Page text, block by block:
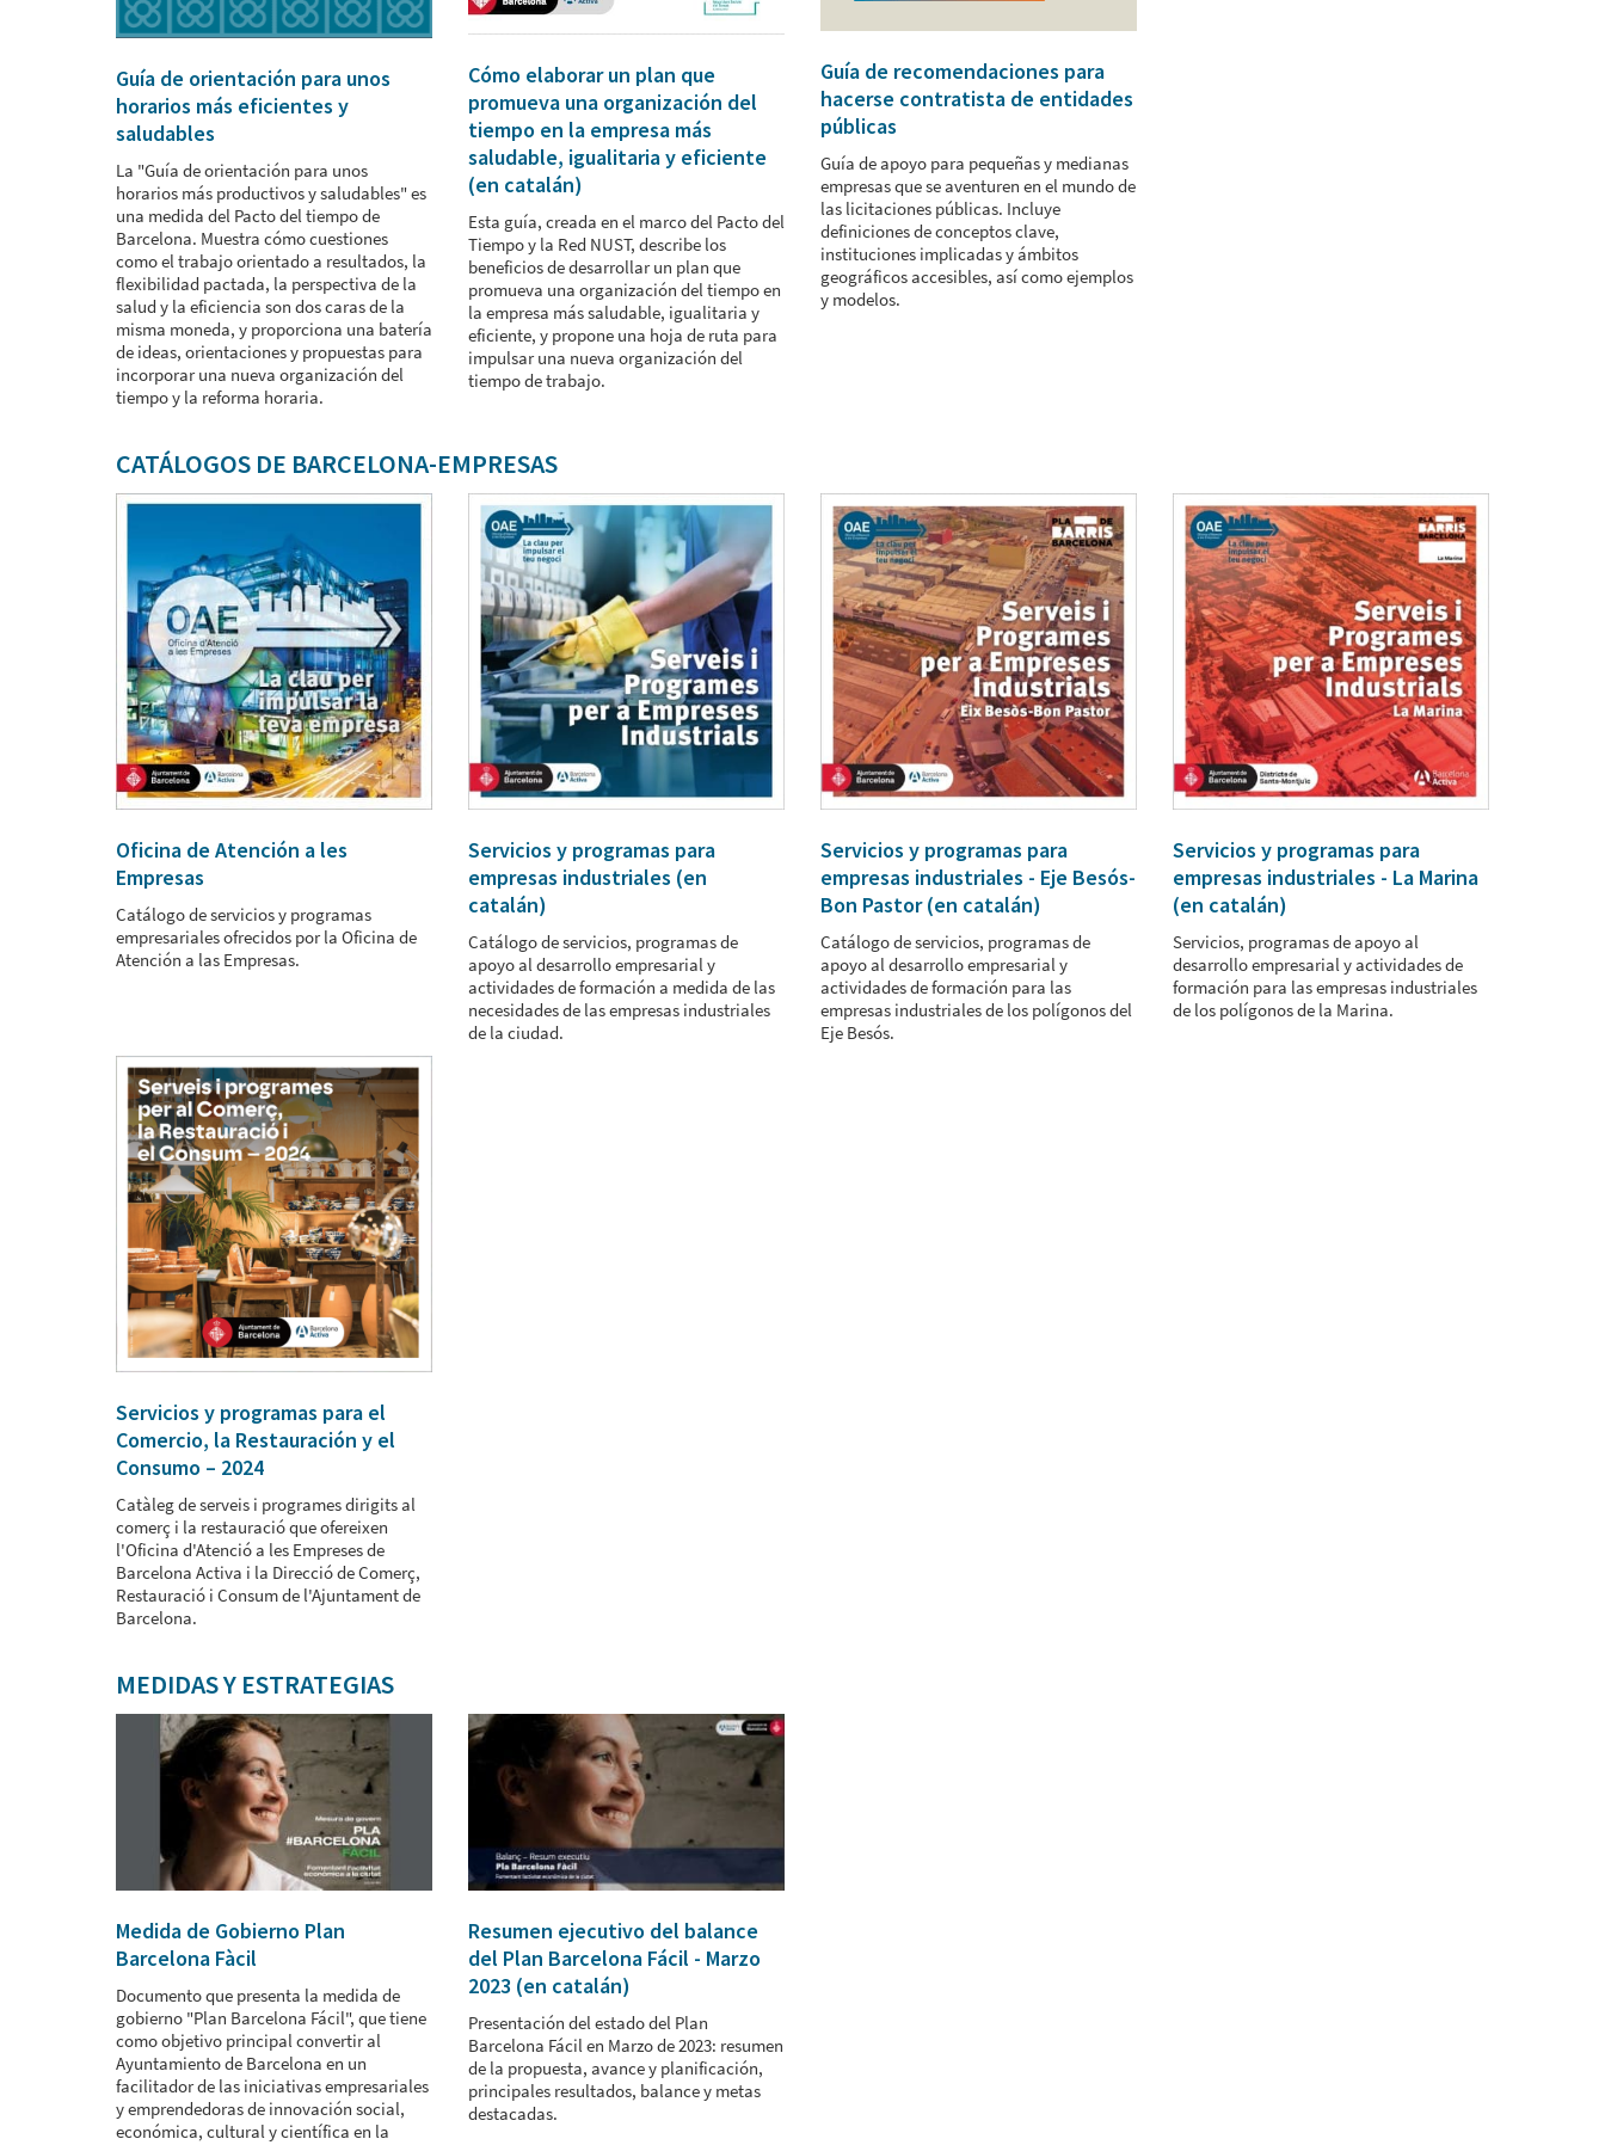
Guía de orientación para unos
horarios más eficientes y
saludables
La "Guía de orientación para unos
horarios más productivos y saludables" es
una medida del Pacto del tiempo de
Barcelona. Muestra cómo cuestiones
como el trabajo orientado a resultados, la
flexibilidad pactada, la perspectiva de la
salud y la eficiencia son dos caras de la
misma moneda, y proporciona una batería
de ideas, orientaciones y propuestas para
incorporar una nueva organización del
tiempo y la reforma horaria.
Cómo elaborar un plan que
promueva una organización del
tiempo en la empresa más
saludable, igualitaria y eficiente
(en catalán)
Esta guía, creada en el marco del Pacto del
Tiempo y la Red NUST, describe los
beneficios de desarrollar un plan que
promueva una organización del tiempo en
la empresa más saludable, igualitaria y
eficiente, y propone una hoja de ruta para
impulsar una nueva organización del
tiempo de trabajo.
Guía de recomendaciones para
hacerse contratista de entidades
públicas
Guía de apoyo para pequeñas y medianas
empresas que se aventuren en el mundo de
las licitaciones públicas. Incluye
definiciones de conceptos clave,
instituciones implicadas y ámbitos
geográficos accesibles, así como ejemplos
y modelos.
CATÁLOGOS DE BARCELONA-EMPRESAS
Oficina de Atención a les
Empresas
Catálogo de servicios y programas
empresariales ofrecidos por la Oficina de
Atención a las Empresas.
Servicios y programas para
empresas industriales (en
catalán)
Catálogo de servicios, programas de
apoyo al desarrollo empresarial y
actividades de formación a medida de las
necesidades de las empresas industriales
de la ciudad.
Servicios y programas para
empresas industriales - Eje Besós-
Bon Pastor (en catalán)
Catálogo de servicios, programas de
apoyo al desarrollo empresarial y
actividades de formación para las
empresas industriales de los polígonos del
Eje Besós.
Servicios y programas para
empresas industriales - La Marina
(en catalán)
Servicios, programas de apoyo al
desarrollo empresarial y actividades de
formación para las empresas industriales
de los polígonos de la Marina.
Servicios y programas para el
Comercio, la Restauración y el
Consumo – 2024
Catàleg de serveis i programes dirigits al
comerç i la restauració que ofereixen
l'Oficina d'Atenció a les Empreses de
Barcelona Activa i la Direcció de Comerç,
Restauració i Consum de l'Ajuntament de
Barcelona.
MEDIDAS Y ESTRATEGIAS
Medida de Gobierno Plan
Barcelona Fàcil
Documento que presenta la medida de
gobierno "Plan Barcelona Fácil", que tiene
como objetivo principal convertir al
Ayuntamiento de Barcelona en un
facilitador de las iniciativas empresariales
y emprendedoras de innovación social,
económica, cultural y científica en la
Resumen ejecutivo del balance
del Plan Barcelona Fácil - Marzo
2023 (en catalán)
Presentación del estado del Plan
Barcelona Fácil en Marzo de 2023: resumen
de la propuesta, avance y planificación,
principales resultados, balance y metas
destacadas.